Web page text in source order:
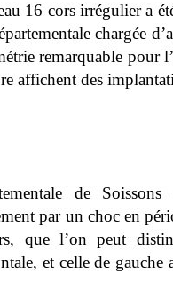
16 cors irrégulier a
chargée
remarquable
affichent des
de
par un choc en
que l’on peut
et celle de